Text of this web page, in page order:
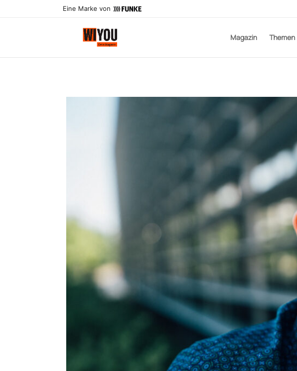
Eine Marke von
Magazin Themen